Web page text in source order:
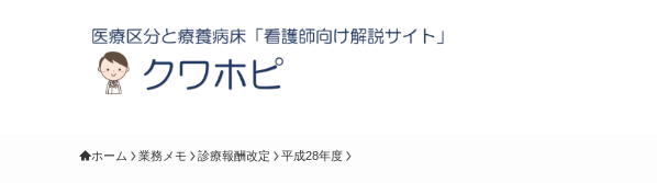
ホーム 業務メモ 診療報酬改定 平成28年度